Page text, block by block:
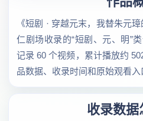
《短剧 · 穿越元末，我替朱元
仁剧场收录的“短剧、元、明”
记录 60 个视频，累计播放约
品数据、收录时间和原始观看入
收录数据